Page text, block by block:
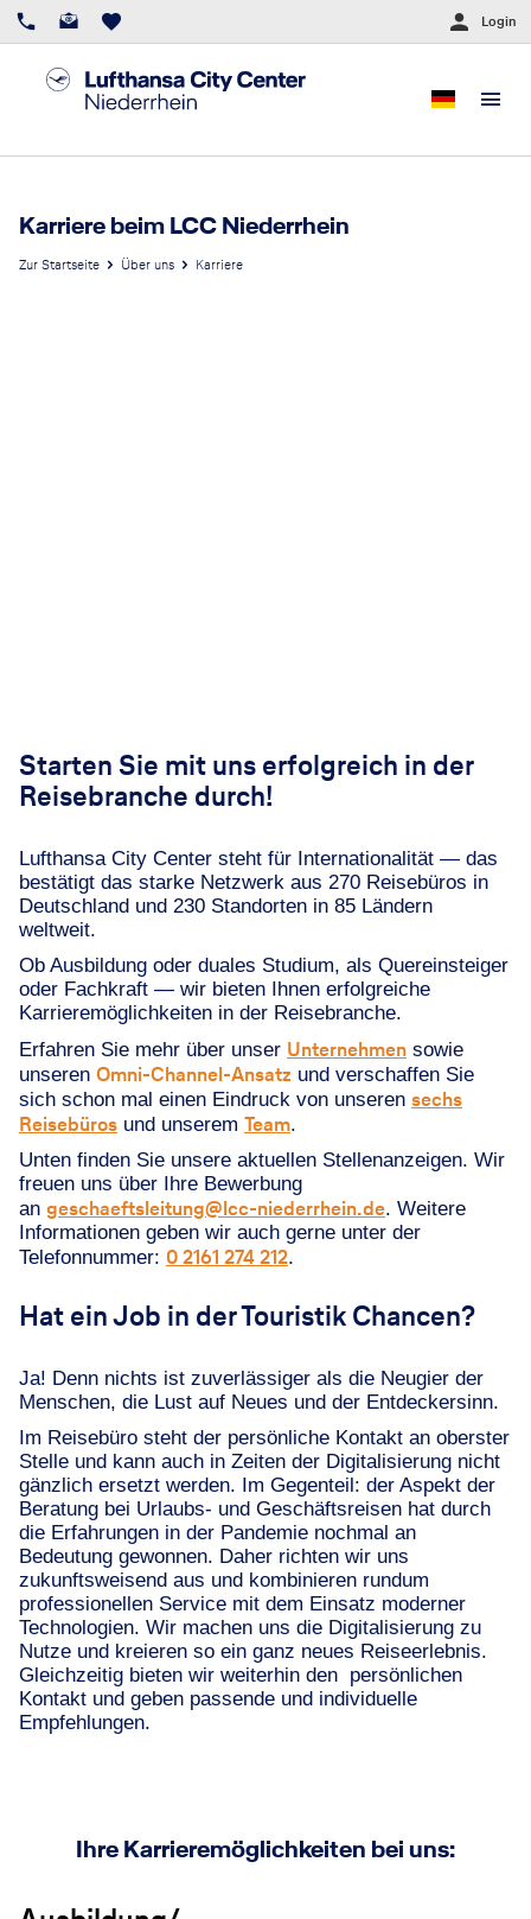
Login
Karriere beim LCC Niederrhein
Zur Startseite Über uns Karriere
Starten Sie mit uns erfolgreich in der
Reisebranche durch!
Lufthansa City Center steht für Internationalität — das
bestätigt das starke Netzwerk aus 270 Reisebüros in
Deutschland und 230 Standorten in 85 Ländern
weltweit.
Ob Ausbildung oder duales Studium, als Quereinsteiger
oder Fachkraft — wir bieten Ihnen erfolgreiche
Karrieremöglichkeiten in der Reisebranche.
Erfahren Sie mehr über unser Unternehmen sowie
unseren Omni-Channel-Ansatz und verschaffen Sie
sich schon mal einen Eindruck von unseren sechs
Reisebüros und unserem Team.
Unten finden Sie unsere aktuellen Stellenanzeigen. Wir
freuen uns über Ihre Bewerbung
an geschaeftsleitung@lcc-niederrhein.de. Weitere
Informationen geben wir auch gerne unter der
Telefonnummer: 0 2161 274 212.
Hat ein Job in der Touristik Chancen?
Ja! Denn nichts ist zuverlässiger als die Neugier der
Menschen, die Lust auf Neues und der Entdeckersinn.
Im Reisebüro steht der persönliche Kontakt an oberster
Stelle und kann auch in Zeiten der Digitalisierung nicht
gänzlich ersetzt werden. Im Gegenteil: der Aspekt der
Beratung bei Urlaubs- und Geschäftsreisen hat durch
die Erfahrungen in der Pandemie nochmal an
Bedeutung gewonnen. Daher richten wir uns
zukunftsweisend aus und kombinieren rundum
professionellen Service mit dem Einsatz moderner
Technologien. Wir machen uns die Digitalisierung zu
Nutze und kreieren so ein ganz neues Reiseerlebnis.
Gleichzeitig bieten wir weiterhin den persönlichen
Kontakt und geben passende und individuelle
Empfehlungen.
Ihre Karrieremöglichkeiten bei uns: